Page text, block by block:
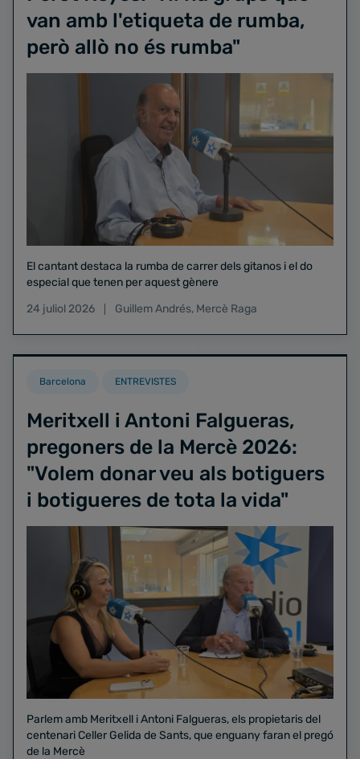
van amb l'etiqueta de rumba,
però allò no és rumba"
El cantant destaca la rumba de carrer dels gitanos i el do
especial que tenen per aquest gènere
24 juliol 2026
Guillem Andrés, Mercè Raga
Barcelona ENTREVISTES
Meritxell i Antoni Falgueras,
pregoners de la Mercè 2026:
"Volem donar veu als botiguers
i botigueres de tota la vida"
Parlem amb Meritxell i Antoni Falgueras, els propietaris del
centenari Celler Gelida de Sants, que enguany faran el pregó
de la Mercè